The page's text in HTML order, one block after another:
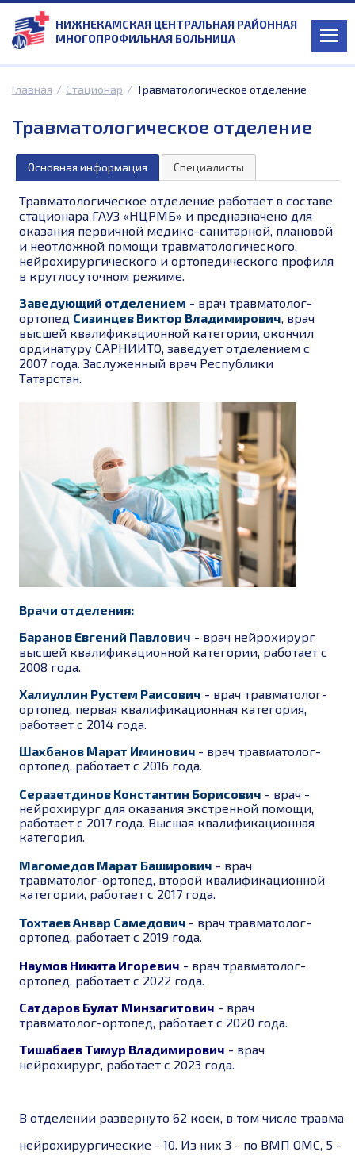
НИЖНЕКАМСКАЯ ЦЕНТРАЛЬНАЯ РАЙОННАЯ
МНОГОПРОФИЛЬНАЯ БОЛЬНИЦА
Главная / Стационар / Травматологическое отделение
Травматологическое отделение
Основная информация Специалисты
Травматологическое отделение работает в составе
стационара ГАУЗ «НЦРМБ» и предназначено для
оказания первичной медико-санитарной, плановой
и неотложной помощи травматологического,
нейрохирургического и ортопедического профиля
в круглосуточном режиме.
Заведующий отделением - врач травматолог-
ортопед Сизинцев Виктор Владимирович, врач
высшей квалификационной категории, окончил
ординатуру САРНИИТО, заведует отделением с
2007 года. Заслуженный врач Республики
Татарстан.
Врачи отделения:
Баранов Евгений Павлович - врач нейрохирург
высшей квалификационной категории, работает с
2008 года.
Халиуллин Рустем Раисович - врач травматолог-
ортопед, первая квалификационная категория,
работает с 2014 года.
Шахбанов Марат Иминович - врач травматолог-
ортопед, работает с 2016 года.
Серазетдинов Константин Борисович - врач -
нейрохирург для оказания экстренной помощи,
работает с 2017 года. Высшая квалификационная
категория.
Магомедов Марат Баширович - врач
травматолог-ортопед, второй квалификационной
категории, работает с 2017 года.
Тохтаев Анвар Самедович - врач травматолог-
ортопед, работает с 2019 года.
Наумов Никита Игоревич - врач травматолог-
ортопед, работает с 2022 года.
Сатдаров Булат Минзагитович - врач
травматолог-ортопед, работает с 2020 года.
Тишабаев Тимур Владимирович - врач
нейрохирург, работает с 2023 года.
В отделении развернуто 62 коек, в том числе
нейрохирургические - 10. Из них 3 - по ВМП ОМС, 5 -